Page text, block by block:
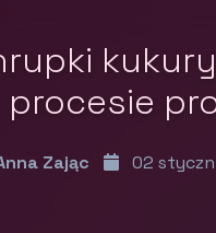
procesie
Zając 02